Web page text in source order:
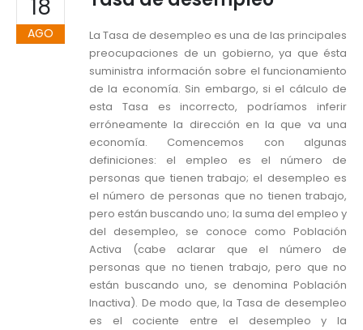
18
AGO
La Tasa de desempleo es una de las principales
preocupaciones de un gobierno, ya que ésta
suministra información sobre el funcionamiento
de la economía. Sin embargo, si el cálculo de
esta Tasa es incorrecto, podríamos inferir
erróneamente la dirección en la que va una
economía. Comencemos con algunas
definiciones: el empleo es el número de
personas que tienen trabajo; el desempleo es
el número de personas que no tienen trabajo,
pero están buscando uno; la suma del empleo y
del desempleo, se conoce como Población
Activa (cabe aclarar que el número de
personas que no tienen trabajo, pero que no
están buscando uno, se denomina Población
Inactiva). De modo que, la Tasa de desempleo
es el cociente entre el desempleo y la